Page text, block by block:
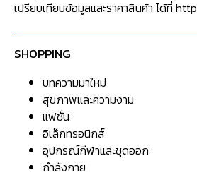
เปรียบเทียบข้อมูลและราคาสินค้า ได้ที่
SHOPPING
บทความมาใหม่
สุขภาพและความงาม
แฟชั่น
อิเล็กทรอนิกส์
อุปกรณ์กีฬาและชุดออก
กำลังกาย